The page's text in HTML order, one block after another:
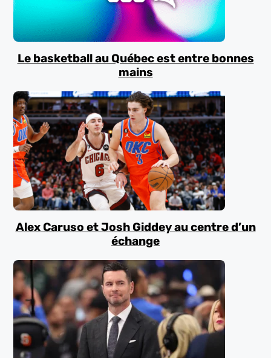
Le basketball au Québec est entre bonnes
mains
Alex Caruso et Josh Giddey au centre d’un
échange